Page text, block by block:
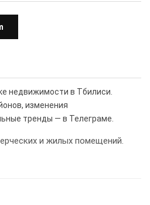
недвижимости в Тбилиси.
изменения
тренды — в Телеграме.
и жилых помещений.